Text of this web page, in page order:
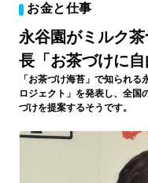
お金と仕事
永谷園がミルク
長「お茶づけに自
「お茶づけ海苔」で知られ
ロジェクト」を発表し、全国
づけを提案するそうです。